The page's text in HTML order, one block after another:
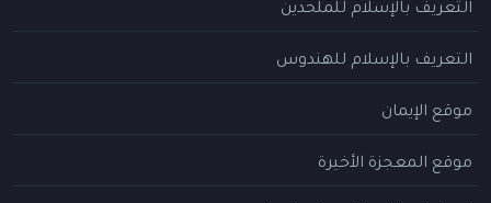
التعريف بالإسلام للملحدين
التعريف بالإسلام للهندوس
موقع الإيمان
موقع المعجزة الأخيرة